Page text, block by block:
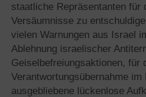
staatliche Repräsentanten für
Versäumnisse zu
vielen Warnungen aus Israel
Ablehnung israelischer
Geiselbefreiungsaktionen, für
Verantwortungsübernahme
ausgebliebene lückenlose